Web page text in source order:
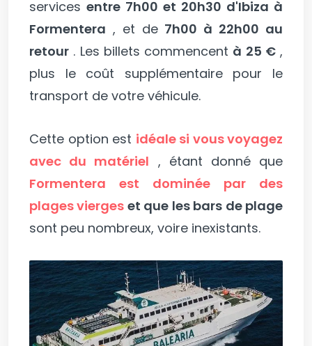
services entre 7h00 et 20h30 d'Ibiza à
Formentera , et de 7h00 à 22h00 au
retour . Les billets commencent à 25 €,
plus le coût supplémentaire pour le
transport de votre véhicule.
Cette option est idéale si vous voyagez
avec du matériel , étant donné que
Formentera est dominée par des
plages vierges et que les bars de plage
sont peu nombreux, voire inexistants.